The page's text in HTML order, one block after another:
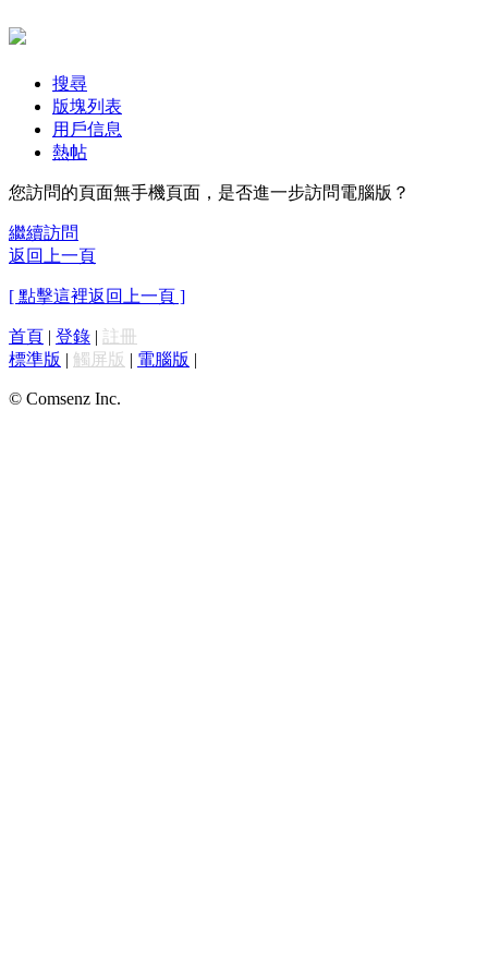
搜尋
版塊列表
用戶信息
熱帖
您訪問的頁面無手機頁面，是否進一步訪問電腦版？
繼續訪問
返回上一頁
[ 點擊這裡返回上一頁 ]
首頁 | 登錄 | 註冊
標準版 | 觸屏版 | 電腦版 |
© Comsenz Inc.